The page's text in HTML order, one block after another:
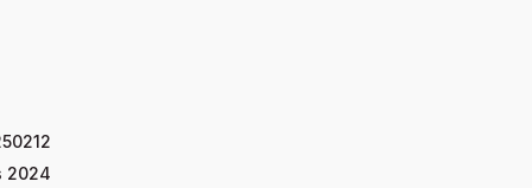
2024